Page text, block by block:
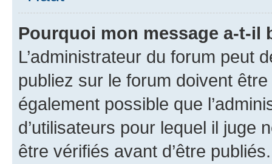
Pourquoi mon message a-t-il
L’administrateur du forum peut
publiez sur le forum doivent
également possible que
d’utilisateurs pour lequel il juge
être vérifiés avant d’être